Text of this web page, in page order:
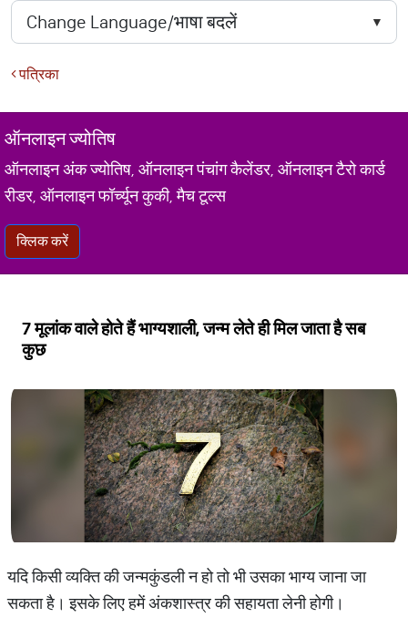
पत्रिका
ऑनलाइन ज्योतिष
ऑनलाइन अंक ज्योतिष, ऑनलाइन पंचांग कैलेंडर, ऑनलाइन टैरो कार्ड
रीडर, ऑनलाइन फॉर्च्यून कुकी, मैच टूल्स
क्लिक करें
7 मूलांक वाले होते हैं भाग्यशाली, जन्म लेते ही मिल जाता है सब
कुछ
यदि किसी व्यक्ति की जन्मकुंडली न हो तो भी उसका भाग्य जाना जा
सकता है। इसके लिए हमें अंकशास्त्र की सहायता लेनी होगी।